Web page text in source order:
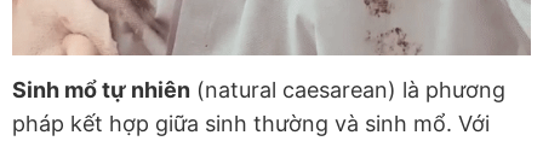
Sinh mổ tự nhiên (natural caesarean) là phương
pháp kết hợp giữa sinh thường và sinh mổ. Với